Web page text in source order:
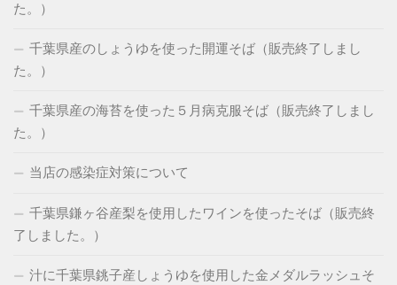
た。）
千葉県産のしょうゆを使った開運そば（販売終了しまし
た。）
千葉県産の海苔を使った５月病克服そば（販売終了しまし
た。）
当店の感染症対策について
千葉県鎌ヶ谷産梨を使用したワインを使ったそば（販売終
了しました。）
汁に千葉県銚子産しょうゆを使用した金メダルラッシュそ